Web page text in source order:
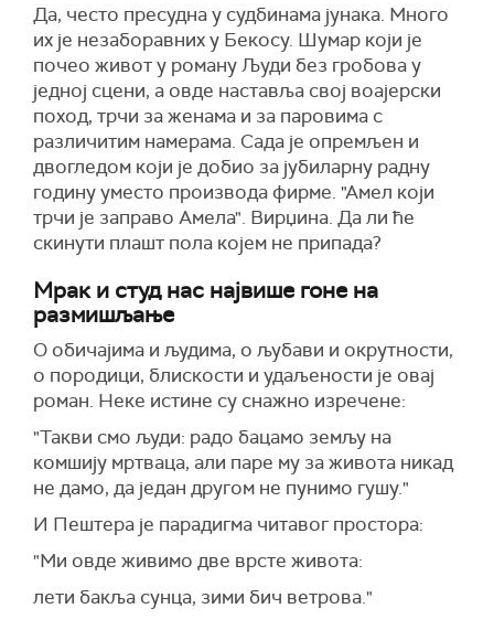
Да, често пресудна у судбинама јунака. Много
их је незаборавних у Бекосу. Шумар који је
почео живот у роману Људи без гробова у
једној сцени, а овде наставља свој воајерски
поход, трчи за женама и за паровима с
различитим намерама. Сада је опремљен и
двогледом који је добио за јубиларну радну
годину уместо производа фирме. "Амел који
трчи је заправо Амела". Вирџина. Да ли ће
скинути плашт пола којем не припада?
Мрак и студ нас највише гоне на
размишљање
О обичајима и људима, о љубави и окрутности,
о породици, блискости и удаљености је овај
роман. Неке истине су снажно изречене:
"Такви смо људи: радо бацамо земљу на
комшију мртваца, али паре му за живота никад
не дамо, да један другом не пунимо гушу."
И Пештера је парадигма читавог простора:
"Ми овде живимо две врсте живота:
лети бакља сунца, зими бич ветрова."